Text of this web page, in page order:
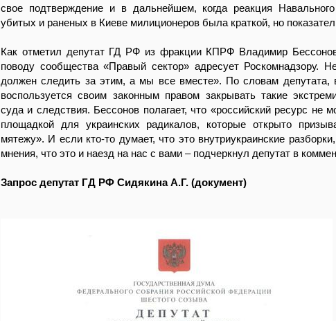
свое подтверждение и в дальнейшем, когда реакция
убитых и раненых в Киеве милиционеров была краткой, но
Как отметил депутат ГД РФ из фракции КПРФ Владимир
поводу сообщества «Правый сектор» адресует Роскомнадзору.
должен следить за этим, а мы все вместе». По словам депутата,
воспользуется своим законным правом закрывать такие
суда и следствия. Бессонов полагает, что «российский ресурс не
площадкой для украинских радикалов, которые открыто
мятежу». И если кто-то думает, что это внутриукраинские
мнения, что это и наезд на нас с вами – подчеркнул депутат в
Запрос депутат ГД РФ Сидякина А.Г. (документ)